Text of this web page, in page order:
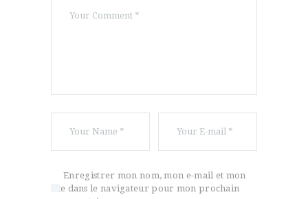
Enregistrer mon nom, mon e-mail et mon
site dans le navigateur pour mon prochain